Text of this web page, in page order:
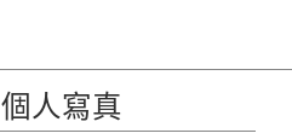
個人寫真